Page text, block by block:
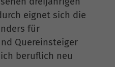
eignet sich die
für
Quereinsteiger
beruflich neu